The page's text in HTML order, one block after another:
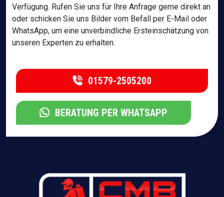
Verfügung. Rufen Sie uns für Ihre Anfrage gerne direkt an
oder schicken Sie uns Bilder vom Befall per E-Mail oder
WhatsApp, um eine unverbindliche Ersteinschätzung von
unseren Experten zu erhalten.
01579-2505200
BERATUNG PER WHATSAPP